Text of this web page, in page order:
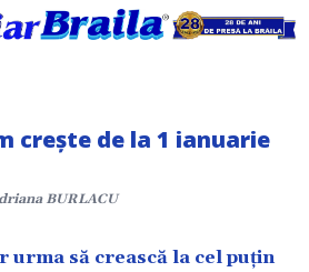
crește de la 1 ianuarie
BURLACU
urma să crească la cel puțin